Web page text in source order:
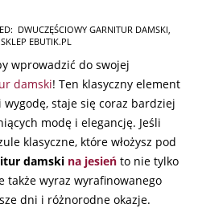
DWUCZĘŚCIOWY GARNITUR DAMSKI,
SKLEP EBUTIK.PL
wprowadzić do swojej
damski! Ten klasyczny element
wygodę, staje się coraz bardziej
modę i elegancję. Jeśli
klasyczne, które włożysz pod
damski na jesień to nie tylko
także wyraz wyrafinowanego
dni i różnorodne okazje.